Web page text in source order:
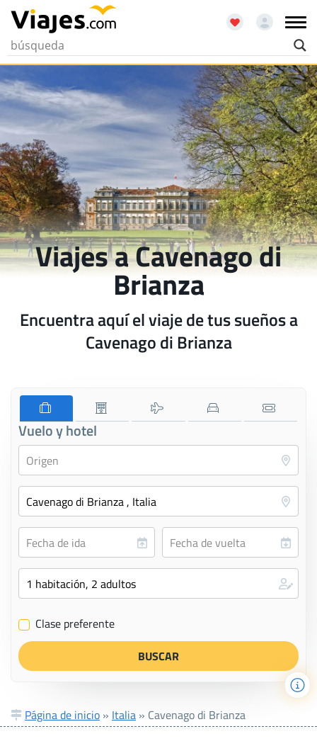
Viajes a Cavenago di
Brianza
Encuentra aquí el viaje de tus sueños a
Cavenago di Brianza
Vuelo y hotel
✔ Clase preferente
Página de inicio » Italia » Cavenago di Brianza